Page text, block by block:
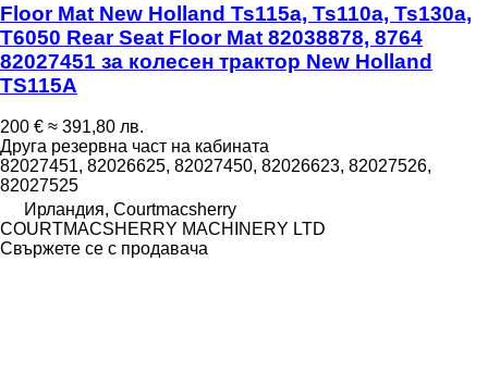
Floor Mat New Holland Ts115a, Ts110a, Ts130a,
T6050 Rear Seat Floor Mat 82038878, 8764
82027451 за колесен трактор New Holland
TS115A
200 € ≈ 391,80 лв.
Друга резервна част на кабината
82027451, 82026625, 82027450, 82026623, 82027526,
82027525
Ирландия, Courtmacsherry
COURTMACSHERRY MACHINERY LTD
Свържете се с продавача